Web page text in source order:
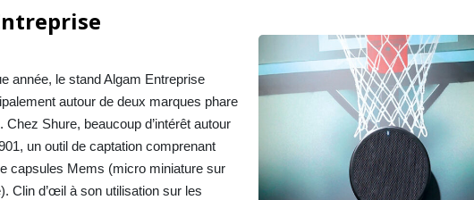
année, le stand Algam Entreprise
autour de deux marques phare
Chez Shure, beaucoup d’intérêt autour
un outil de captation comprenant
capsules Mems (micro miniature sur
Clin d’œil à son utilisation sur les